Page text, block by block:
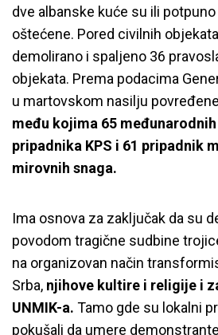
dve albanske kuće su ili
oštećene. Pored civilnih
demolirano i spaljeno 36
objekata. Prema podacima
u martovskom nasilju
među kojima 65
pripadnika KPS i 61 pripadnik
mirovnih snaga.
Ima osnova za zaključak da su
povodom tragične sudbine
na organizovan način
Srba, njihove kultire i religije i
UNMIK-a. Tamo gde su lokalni
pokušali da umere